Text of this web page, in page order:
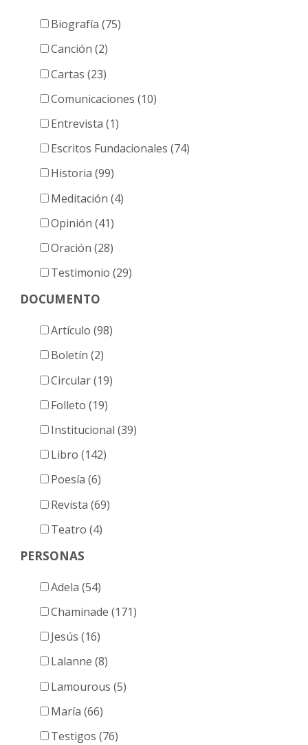
entradas
Biografía (75)
Canción (2)
Cartas (23)
Comunicaciones (10)
Entrevista (1)
Escritos Fundacionales (74)
Historia (99)
Meditación (4)
Opinión (41)
Oración (28)
Testimonio (29)
DOCUMENTO
Artículo (98)
Boletín (2)
Circular (19)
Folleto (19)
Institucional (39)
Libro (142)
Poesía (6)
Revista (69)
Teatro (4)
PERSONAS
Adela (54)
Chaminade (171)
Jesús (16)
Lalanne (8)
Lamourous (5)
María (66)
Testigos (76)